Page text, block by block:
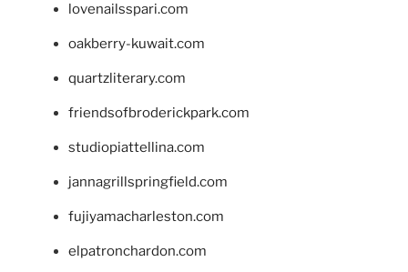
lovenailsspari.com
oakberry-kuwait.com
quartzliterary.com
friendsofbroderickpark.com
studiopiattellina.com
jannagrillspringfield.com
fujiyamacharleston.com
elpatronchardon.com